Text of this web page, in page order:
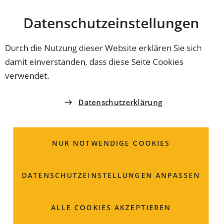
Datenschutz­einstellungen
Durch die Nutzung dieser Website erklären Sie sich
damit einverstanden, dass diese Seite Cookies
verwendet.
Datenschutzerklärung
NUR NOTWENDIGE COOKIES
DATENSCHUTZ­EINSTELLUNGEN ANPASSEN
ALLE COOKIES AKZEPTIEREN
INHALT ANSPRINGEN
Coburg
Falknerjagdschein;
Beantragung